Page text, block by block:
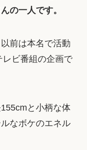
の一人です。
前は本名で活動
レビ番組の企画で
と小柄な体
なボケのエネル